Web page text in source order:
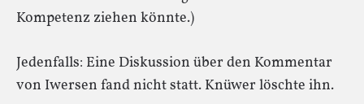
Kompetenz ziehen könnte.)
Jedenfalls: Eine Diskussion über den Kommentar
von Iwersen fand nicht statt. Knüwer löschte ihn.